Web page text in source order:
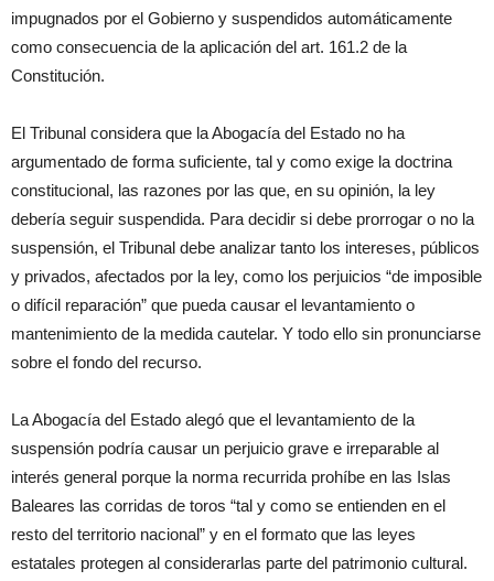
impugnados por el Gobierno y suspendidos automáticamente
como consecuencia de la aplicación del art. 161.2 de la
Constitución.
El Tribunal considera que la Abogacía del Estado no ha
argumentado de forma suficiente, tal y como exige la doctrina
constitucional, las razones por las que, en su opinión, la ley
debería seguir suspendida. Para decidir si debe prorrogar o no la
suspensión, el Tribunal debe analizar tanto los intereses, públicos
y privados, afectados por la ley, como los perjuicios “de imposible
o difícil reparación” que pueda causar el levantamiento o
mantenimiento de la medida cautelar. Y todo ello sin pronunciarse
sobre el fondo del recurso.
La Abogacía del Estado alegó que el levantamiento de la
suspensión podría causar un perjuicio grave e irreparable al
interés general porque la norma recurrida prohíbe en las Islas
Baleares las corridas de toros “tal y como se entienden en el
resto del territorio nacional” y en el formato que las leyes
estatales protegen al considerarlas parte del patrimonio cultural.